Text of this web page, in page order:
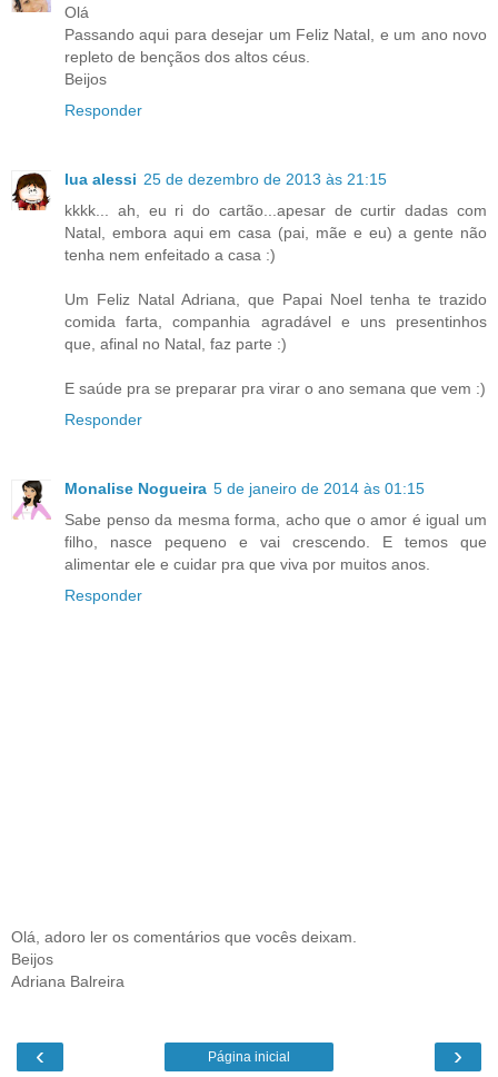
Olá
Passando aqui para desejar um Feliz Natal, e um ano novo
repleto de bençãos dos altos céus.
Beijos
Responder
lua alessi 25 de dezembro de 2013 às 21:15
kkkk... ah, eu ri do cartão...apesar de curtir dadas com
Natal, embora aqui em casa (pai, mãe e eu) a gente não
tenha nem enfeitado a casa :)
Um Feliz Natal Adriana, que Papai Noel tenha te trazido
comida farta, companhia agradável e uns presentinhos
que, afinal no Natal, faz parte :)
E saúde pra se preparar pra virar o ano semana que vem :)
Responder
Monalise Nogueira 5 de janeiro de 2014 às 01:15
Sabe penso da mesma forma, acho que o amor é igual um
filho, nasce pequeno e vai crescendo. E temos que
alimentar ele e cuidar pra que viva por muitos anos.
Responder
Olá, adoro ler os comentários que vocês deixam.
Beijos
Adriana Balreira
‹ ›
Página inicial